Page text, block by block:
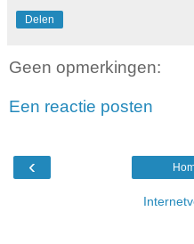
Delen
Geen opmerkingen:
Een reactie posten
‹